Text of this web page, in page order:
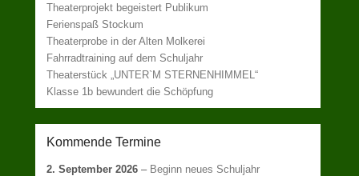
Theaterprojekt begeistert Publikum
Ferienspaß Stockum
Theaterprobe in der Alten Molkerei
Fahrradtraining auf dem Schuljahr
Theaterstück „UNTER`M STERNENHIMMEL“
Klasse 1b bewundert die Schöpfung
Kommende Termine
2. September 2026 – Beginn neues Schuljahr